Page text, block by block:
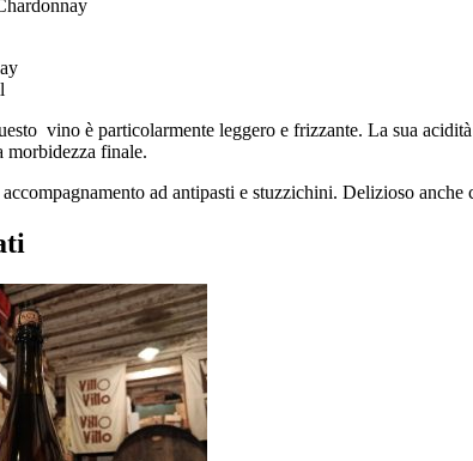
vino è particolarmente leggero e frizzante. La sua
morbidezza finale.
ad antipasti e stuzzichini. Delizioso anche